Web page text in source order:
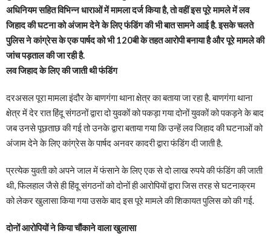
अधिनियम सहित विभिन्न धाराओं में मामला दर्ज किया है, तो वहीं इस पूरे मामले में लव
जिहाद की घटना को अंजाम देने के लिए फंडिंग की भी बात सामने आई है. इसके चलते
पुलिस ने कांग्रेस के एक पार्षद को भी 120बी के तहत आरोपी बनाया है और पूरे मामले की
जांच पड़ताल की जा रही है.
लव जिहाद के लिए की जाती थी फंडिंग
दरअसल पूरा मामला इंदौर के बाणगंगा थाना क्षेत्र का बताया जा रहा है. बाणगंगा थाना
क्षेत्र में देर रात हिंदू संगठनों द्वारा दो युवकों को पकड़ा गया दोनों युवकों को पकड़ने के बाद
जब उनसे पूछताछ की गई तो उनके द्वारा बताया गया कि उन्हें लव जिहाद की घटनाओं को
अंजाम देने के लिए कांग्रेस के पार्षद अनवर कादरी द्वारा फंडिंग दी जाती है.
प्रत्येक युवती को अपने जाल में फंसाने के लिए एक से दो लाख रुपये की फंडिंग की जाती
थी, फिलहाल जैसे ही हिंदू संगठनों को दोनों ही आरोपियों द्वारा जिस तरह से घटनाक्रम
को लेकर खुलासा किया गया उसके बाद इस पूरे मामले की शिकायत पुलिस को की गई.
दोनों आरोपियों ने किया चौंकाने वाला खुलासा